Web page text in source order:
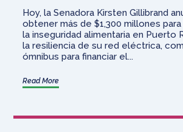
Hoy, la Senadora Kirsten Gillibrand
obtener más de $1,300 millones
la inseguridad alimentaria en Puerto
la resiliencia de su red eléctrica,
ómnibus para financiar el...
Read More